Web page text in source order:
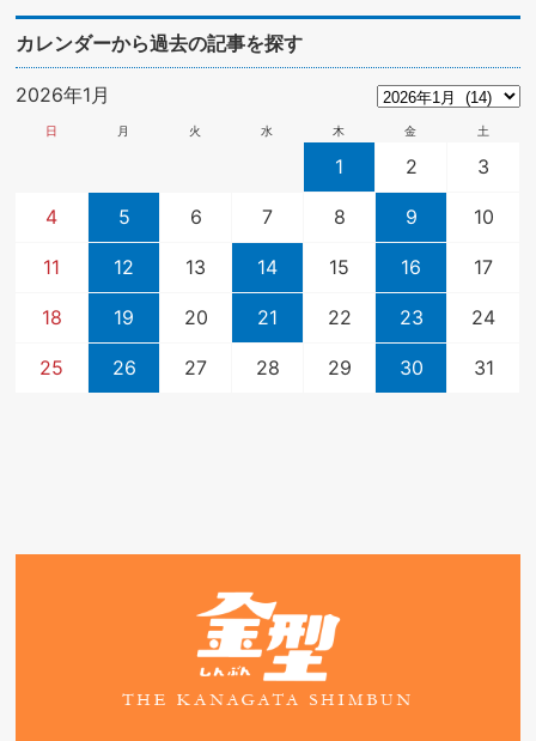
カレンダーから過去の記事を探す
2026年1月
日 月 火 水 木 金 土
1 2 3
4 5 6 7 8 9 10
11 12 13 14 15 16 17
18 19 20 21 22 23 24
25 26 27 28 29 30 31